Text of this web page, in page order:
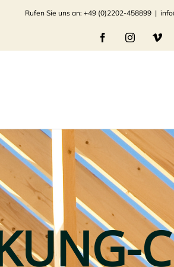
Rufen Sie uns an: +49 (0)2202-458899 |
FacebookInstagram